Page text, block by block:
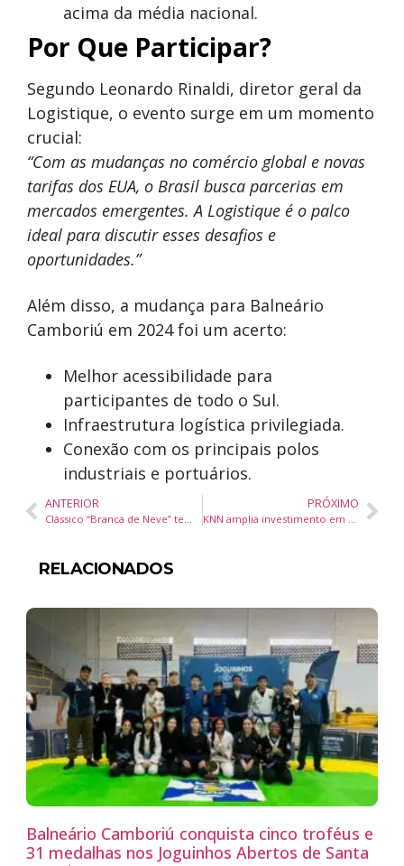
acima da média nacional.
Por Que Participar?
Segundo Leonardo Rinaldi, diretor geral da
Logistique, o evento surge em um momento
crucial:
“Com as mudanças no comércio global e novas
tarifas dos EUA, o Brasil busca parcerias em
mercados emergentes. A Logistique é o palco
ideal para discutir esses desafios e
oportunidades.”
Além disso, a mudança para Balneário
Camboriú em 2024 foi um acerto:
Melhor acessibilidade para
participantes de todo o Sul.
Infraestrutura logística privilegiada.
Conexão com os principais polos
industriais e portuários.
ANTERIOR
Clássico “Branca de Neve” tem sessão especial para mães e bebês no Balneário Shopping
PRÓXIMO
KNN amplia investimento em bolsas de estudo e destinará R$ 127 milhões em 2025
RELACIONADOS
Balneário Camboriú conquista cinco troféus e
31 medalhas nos Joguinhos Abertos de Santa